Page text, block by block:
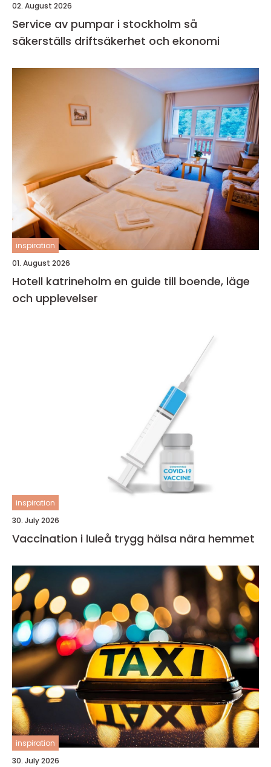
02. August 2026
Service av pumpar i stockholm så
säkerställs driftsäkerhet och ekonomi
inspiration
01. August 2026
Hotell katrineholm en guide till boende, läge
och upplevelser
inspiration
30. July 2026
Vaccination i luleå trygg hälsa nära hemmet
inspiration
30. July 2026